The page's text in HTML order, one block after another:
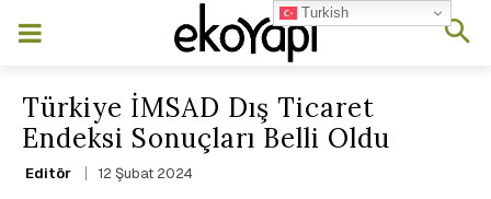
Türkiye İMSAD Dış Ticaret
Endeksi Sonuçları Belli Oldu
Editör 12 Şubat 2024
Turkish